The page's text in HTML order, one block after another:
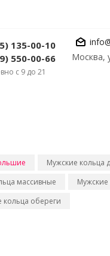
135-00-10
550-00-66
с 9 до 21
Москва,
Мужские кольца
массивные
Мужские
кольца обереги